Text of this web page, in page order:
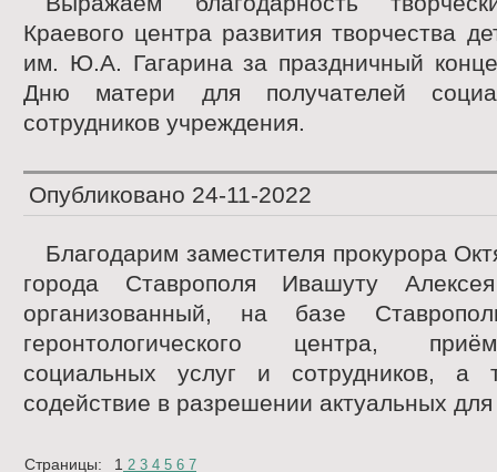
Краевого центра развития творчества
им. Ю.А. Гагарина за праздничный
Дню матери для получателей
сотрудников учреждения.
Опубликовано 24-11-2022
Благодарим заместителя прокурора
города Ставрополя Ивашуту
организованный, на базе
геронтологического центра,
социальных услуг и сотрудников, а
содействие в разрешении актуальных
Страницы: 1 2 3 4 5 6 7